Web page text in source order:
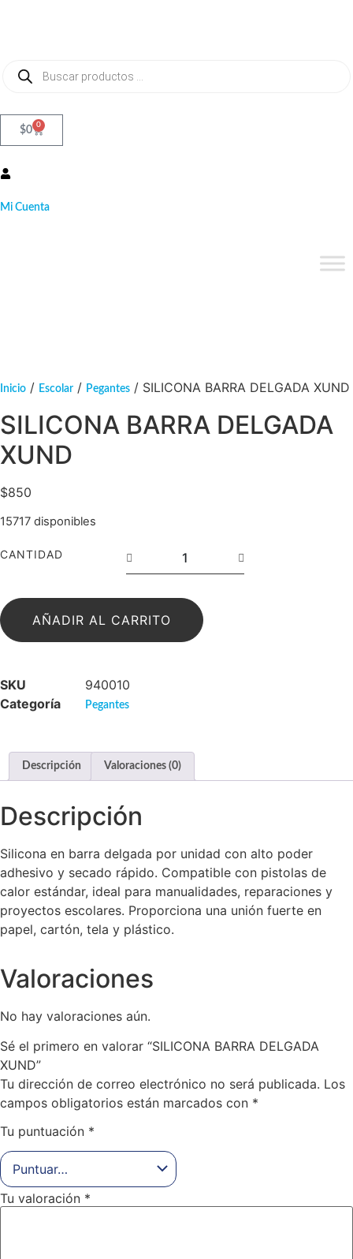
$0 0
Mi Cuenta
Inicio / Escolar / Pegantes / SILICONA BARRA DELGADA XUND
SILICONA BARRA DELGADA
XUND
$850
15717 disponibles
CANTIDAD
AÑADIR AL CARRITO
SKU
940010
Categoría
Pegantes
Descripción Valoraciones (0)
Descripción
Silicona en barra delgada por unidad con alto poder
adhesivo y secado rápido. Compatible con pistolas de
calor estándar, ideal para manualidades, reparaciones y
proyectos escolares. Proporciona una unión fuerte en
papel, cartón, tela y plástico.
Valoraciones
No hay valoraciones aún.
Sé el primero en valorar “SILICONA BARRA DELGADA
XUND”
Tu dirección de correo electrónico no será publicada. Los
campos obligatorios están marcados con *
Tu puntuación *
Tu valoración *